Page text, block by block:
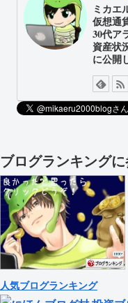
ミカエ
仮想通
30代ア
資産状
に公開
ブログランキングに
人気ブログランキング